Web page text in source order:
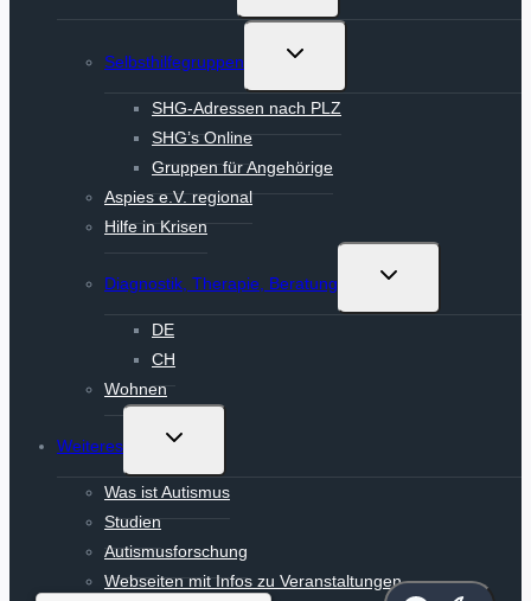
Selbsthilfegruppen
Untermenü
SHG-Adressen nach PLZ
SHG’s Online
Gruppen für Angehörige
Aspies e.V. regional
Hilfe in Krisen
Diagnostik, Therapie, Beratung
Untermenü
DE
CH
Wohnen
Weiteres
Untermenü
Was ist Autismus
Studien
Autismusforschung
Webseiten mit Infos zu Veranstaltungen